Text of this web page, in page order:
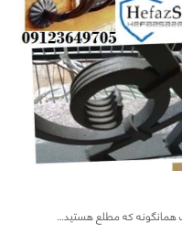
همانگونه که مطلع هستید…